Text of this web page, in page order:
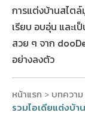
การแต่งบ้านสไต
เรียบ อบอุ่น และ
สวย ๆ จาก
อย่างลงตัว
หน้าแรก > บทความ